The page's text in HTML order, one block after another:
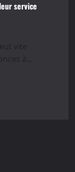
service
vite
à...